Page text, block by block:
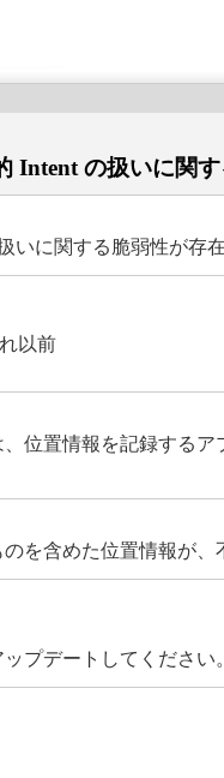
Intent の扱いに関
いに関する脆弱性が存在
以前
位置情報を記録する
を含めた位置情報が
プデートしてください。